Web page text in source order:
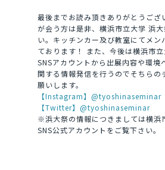
最後までお読み頂きありがとうござ
が会う方は是非、横浜市立大学 浜
い。キッチンカー及び教室にてメン
ております！ また、今後は横浜市
SNSアカウントから出展内容や環境
関する情報発信を行うのでそちらの
願いします。
【Instagram】@tyoshinaseminar
【Twitter】@tyoshinaseminar
※浜大祭の情報につきましては横浜
SNS公式アカウントをご覧下さい。